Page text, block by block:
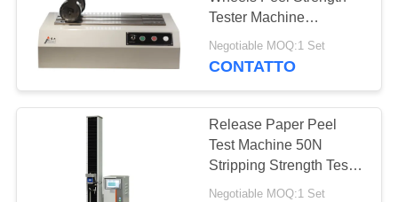
Tester Machine
Sampling Accessories
JIS-Z0237
Negotiable MOQ:1 Set
CONTATTO
Release Paper Peel
Test Machine 50N
Stripping Strength Tester
With AC Servo Motor
Negotiable MOQ:1 Set